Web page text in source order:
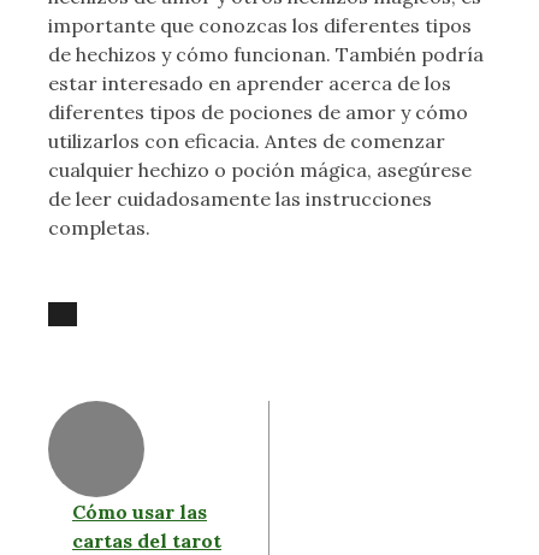
importante que conozcas los diferentes tipos
de hechizos y cómo funcionan. También podría
estar interesado en aprender acerca de los
diferentes tipos de pociones de amor y cómo
utilizarlos con eficacia. Antes de comenzar
cualquier hechizo o poción mágica, asegúrese
de leer cuidadosamente las instrucciones
completas.
Cómo usar las
cartas del tarot